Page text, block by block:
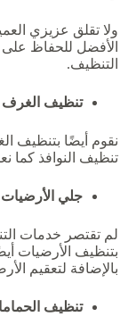
ولا تقلق عزيزي
الأفضل للحفاظ على
التنظيف.
تنظيف الغرف
نقوم أيضًا بتنظيف
تنظيف النوافذ كما
جلي الأرضيات
لم تقتصر خدمات
بتنظيف الأرضيات
بالإضافة لتعقيم
تنظيف